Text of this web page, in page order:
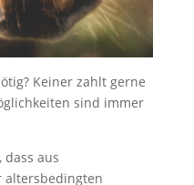
Keiner zahlt gerne
sind immer
aus
altersbedingten